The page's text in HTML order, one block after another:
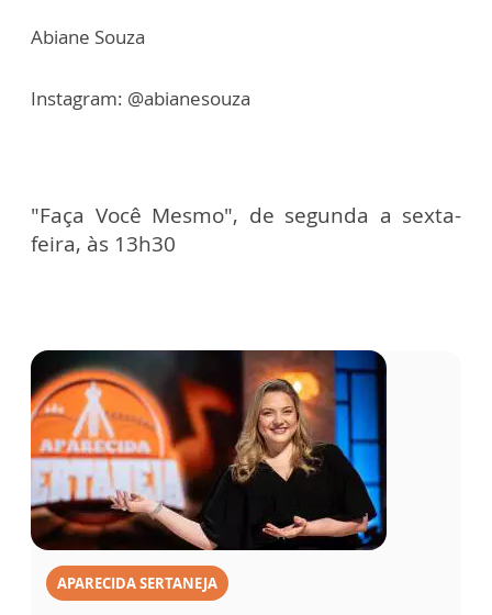
Abiane Souza
Instagram: @abianesouza
"Faça Você Mesmo", de segunda a sexta-
feira, às 13h30
APARECIDA SERTANEJA